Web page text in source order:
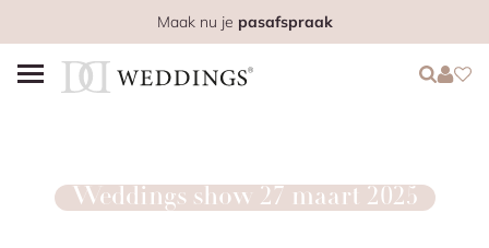
Maak nu je pasafspraak
Login
Login
Weddings show 27 maart 2025